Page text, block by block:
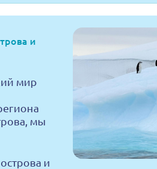
и
мир
мы
и